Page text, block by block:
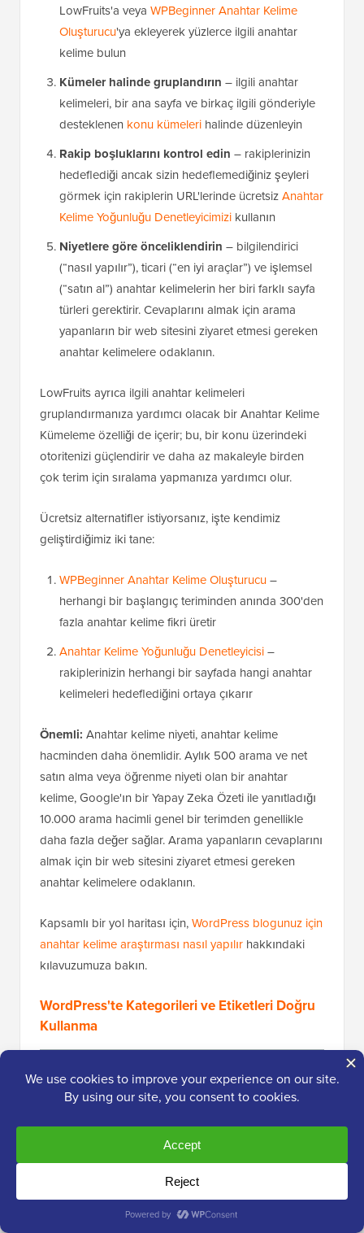
LowFruits'a veya WPBeginner Anahtar Kelime
Oluşturucu'ya ekleyerek yüzlerce ilgili anahtar
kelime bulun
Kümeler halinde gruplandırın – ilgili anahtar
kelimeleri, bir ana sayfa ve birkaç ilgili gönderiyle
desteklenen konu kümeleri halinde düzenleyin
Rakip boşluklarını kontrol edin – rakiplerinizin
hedeflediği ancak sizin hedeflemediğiniz şeyleri
görmek için rakiplerin URL'lerinde ücretsizAnahtar
Kelime Yoğunluğu Denetleyicimizi kullanın
Niyetlere göre önceliklendirin – bilgilendirici
(“nasıl yapılır”), ticari (“en iyi araçlar”) ve işlemsel
(“satın al”) anahtar kelimelerin her biri farklı sayfa
türleri gerektirir. Cevaplarını almak için arama
yapanların bir web sitesini ziyaret etmesi gereken
anahtar kelimelere odaklanın.
LowFruits ayrıca ilgili anahtar kelimeleri
gruplandırmanıza yardımcı olacak bir Anahtar Kelime
Kümeleme özelliği de içerir; bu, bir konu üzerindeki
otoritenizi güçlendirir ve daha az makaleyle birden
çok terim için sıralama yapmanıza yardımcı olur.
Ücretsiz alternatifler istiyorsanız, işte kendimiz
geliştirdiğimiz iki tane:
WPBeginner Anahtar Kelime Oluşturucu–
herhangi bir başlangıç teriminden anında 300'den
fazla anahtar kelime fikri üretir
Anahtar Kelime Yoğunluğu Denetleyicisi–
rakiplerinizin herhangi bir sayfada hangi anahtar
kelimeleri hedeflediğini ortaya çıkarır
Önemli: Anahtar kelime niyeti, anahtar kelime
hacminden daha önemlidir. Aylık 500 arama ve net
satın alma veya öğrenme niyeti olan bir anahtar
kelime, Google'ın bir Yapay Zeka Özeti ile yanıtladığı
10.000 arama hacimli genel bir terimden genellikle
daha fazla değer sağlar. Arama yapanların cevaplarını
almak için bir web sitesini ziyaret etmesi gereken
anahtar kelimelere odaklanın.
Kapsamlı bir yol haritası için,WordPress blogunuz için
anahtar kelime araştırması nasıl yapılır hakkındaki
kılavuzumuza bakın.
WordPress'te Kategorileri ve Etiketleri Doğru
Kullanma
WordPress, gönderilerikategorilereveetiketleregöre
düzenlemenize olanak tanır. Doğru kullanıldığında,
hem okuyucuların hem de arama motorlarının